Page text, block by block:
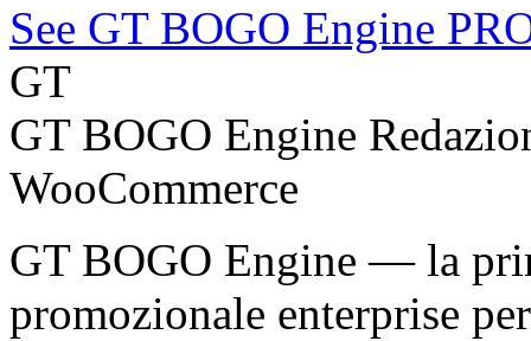
See GT BOGO Engine
GT
GT BOGO Engine
WooCommerce
GT BOGO Engine — la
promozionale enterprise